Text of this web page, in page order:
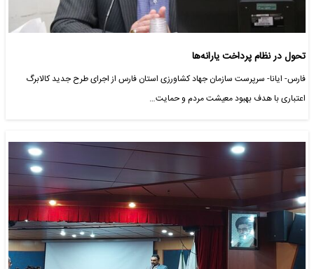
تحول در نظام پرداخت یارانه‌ها
فارس- ایانا- سرپرست سازمان جهاد کشاورزی استان فارس از اجرای طرح جدید کالابرگ
اعتباری با هدف بهبود معیشت مردم و حمایت…